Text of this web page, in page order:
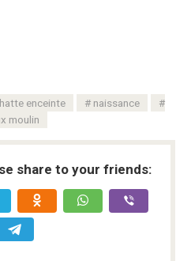
enceinte
naissance
moulin
share to your friends: